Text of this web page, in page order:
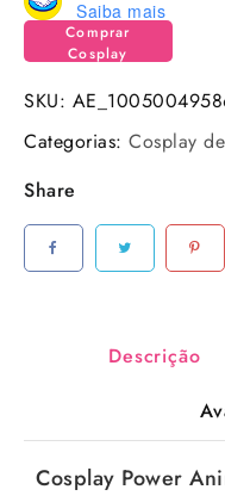
Saiba mais
Comprar
Cosplay
SKU:
Categorias: Cosplay
Share
Descrição
Cosplay Power